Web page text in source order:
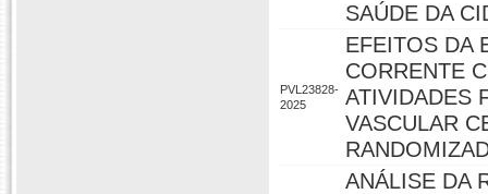
SAÚDE DA
PVL23828-
2025
EFEITOS DA
CORRENTE
ATIVIDADES
VASCULAR
ANÁLISE DA